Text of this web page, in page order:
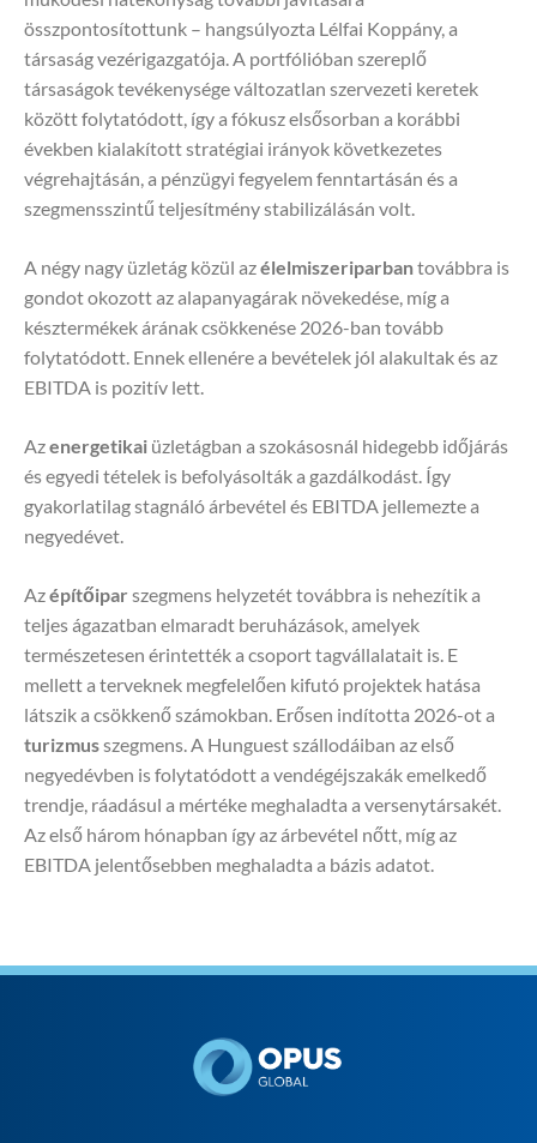
összpontosítottunk – hangsúlyozta Lélfai Koppány, a
társaság vezérigazgatója. A portfólióban szereplő
társaságok tevékenysége változatlan szervezeti keretek
között folytatódott, így a fókusz elsősorban a korábbi
években kialakított stratégiai irányok következetes
végrehajtásán, a pénzügyi fegyelem fenntartásán és a
szegmensszintű teljesítmény stabilizálásán volt.
A négy nagy üzletág közül azélelmiszeriparbantovábbra is
gondot okozott az alapanyagárak növekedése, míg a
késztermékek árának csökkenése 2026-ban tovább
folytatódott. Ennek ellenére a bevételek jól alakultak és az
EBITDA is pozitív lett.
Azenergetikai üzletágban a szokásosnál hidegebb időjárás
és egyedi tételek is befolyásolták a gazdálkodást. Így
gyakorlatilag stagnáló árbevétel és EBITDA jellemezte a
negyedévet.
Azépítőipar szegmens helyzetét továbbra is nehezítik a
teljes ágazatban elmaradt beruházások, amelyek
természetesen érintették a csoport tagvállalatait is. E
mellett a terveknek megfelelően kifutó projektek hatása
látszik a csökkenő számokban. Erősen indította 2026-ot a
turizmusszegmens. A Hunguest szállodáiban az első
negyedévben is folytatódott a vendégéjszakák emelkedő
trendje, ráadásul a mértéke meghaladta a versenytársakét.
Az első három hónapban így az árbevétel nőtt, míg az
EBITDA jelentősebben meghaladta a bázis adatot.